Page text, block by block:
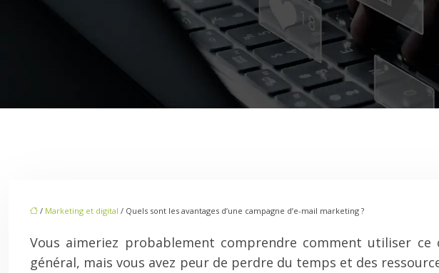
/ Marketing et digital / Quels sont les avantages d’une campagne d’e-mail marketing ?
Vous aimeriez probablement comprendre comment utiliser
général, mais vous avez peur de perdre du temps et des